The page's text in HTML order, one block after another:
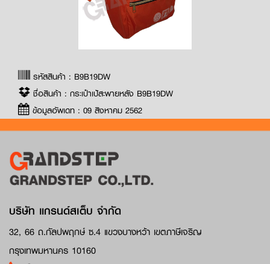
รหัสสินค้า : B9B19DW
ชื่อสินค้า : กระเป๋าเป้สะพายหลัง B9B19DW
ข้อมูลอัพเดท : 09 สิงหาคม 2562
บริษัท แกรนด์สเต็บ จำกัด
32, 66 ถ.กัลปพฤกษ์ ซ.4 แขวงบางหว้า เขตภาษีเจริญ
กรุงเทพมหานคร 10160